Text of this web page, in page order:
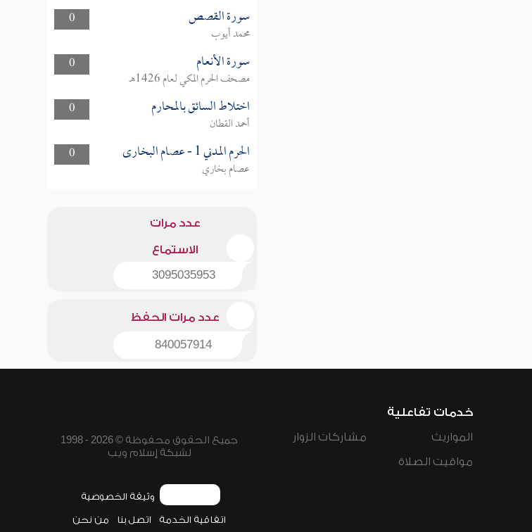
0
سورة القصص
محمد أيوب
0
سورة الأنعام
مصحف الحرم المكي لعام 1426هـ
0
اختلاط السائق بالمحارم
أحمد القطان
0
الحرم المدني 1 - عصام البخارى
عصام بخاري
عدد مرات
الاستماع
3095035953
عدد مرات الحفظ
840057914
خدمات تفاعلية
المواريث
مواقيت الصلاة
مشاركات الزوار
جميع الحقوق محفوظة © 2026 - 1998
لشبكة إسلام ويب
وثيقة الخصوصية
اتفاقية الخدمة اتصل بنا من نحن